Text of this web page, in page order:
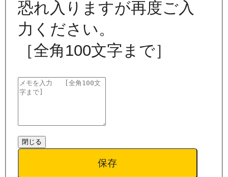
恐れ入りますが再度ご入
力ください。
［全角100文字まで］
閉じる
保存